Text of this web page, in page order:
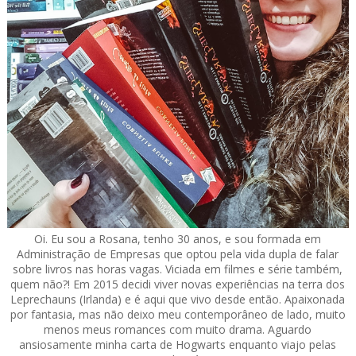
Oi. Eu sou a Rosana, tenho 30 anos, e sou formada em
Administração de Empresas que optou pela vida dupla de falar
sobre livros nas horas vagas. Viciada em filmes e série também,
quem não?! Em 2015 decidi viver novas experiências na terra dos
Leprechauns (Irlanda) e é aqui que vivo desde então. Apaixonada
por fantasia, mas não deixo meu contemporâneo de lado, muito
menos meus romances com muito drama. Aguardo
ansiosamente minha carta de Hogwarts enquanto viajo pelas